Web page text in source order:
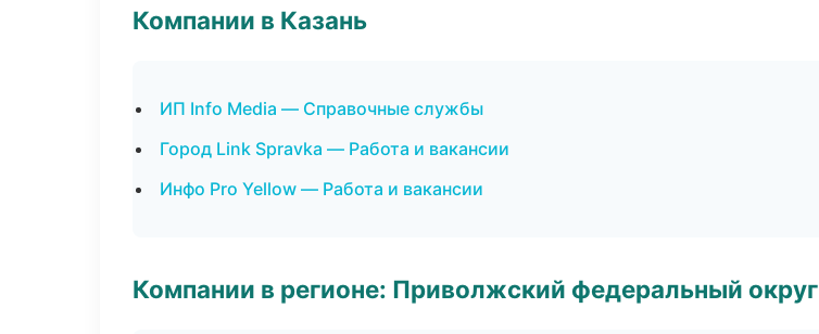
Компании в Казань
ИП Info Media — Справочные службы
Город Link Spravka — Работа и вакансии
Инфо Pro Yellow — Работа и вакансии
Компании в регионе: Приволжский федеральный округ